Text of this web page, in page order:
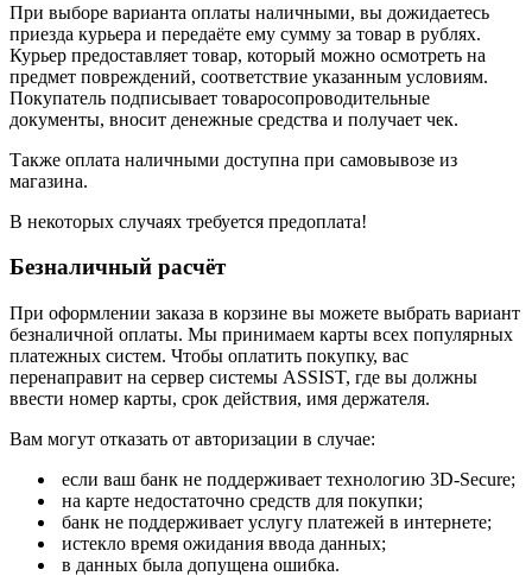
При выборе варианта оплаты наличными, вы дожидаетесь
приезда курьера и передаёте ему сумму за товар в рублях.
Курьер предоставляет товар, который можно осмотреть на
предмет повреждений, соответствие указанным условиям.
Покупатель подписывает товаросопроводительные
документы, вносит денежные средства и получает чек.
Также оплата наличными доступна при самовывозе из
магазина.
В некоторых случаях требуется предоплата!
Безналичный расчёт
При оформлении заказа в корзине вы можете выбрать вариант
безналичной оплаты. Мы принимаем карты всех популярных
платежных систем. Чтобы оплатить покупку, вас
перенаправит на сервер системы ASSIST, где вы должны
ввести номер карты, срок действия, имя держателя.
Вам могут отказать от авторизации в случае:
если ваш банк не поддерживает технологию 3D-Secure;
на карте недостаточно средств для покупки;
банк не поддерживает услугу платежей в интернете;
истекло время ожидания ввода данных;
в данных была допущена ошибка.